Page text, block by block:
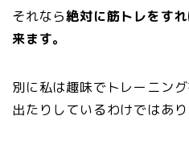
それなら絶対に筋トレをす
来ます。
別に私は趣味でトレーニン
出たりしているわけではあり